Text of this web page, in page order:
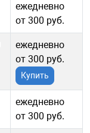
ежедневно
от 300 руб.
ежедневно
от 300 руб.
Купить
ежедневно
от 300 руб.